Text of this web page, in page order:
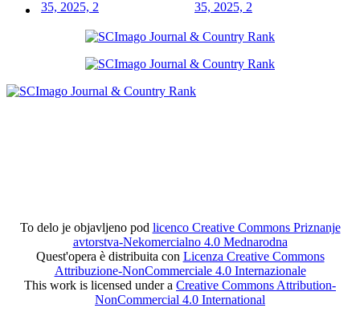
35, 2025, 2
To delo je objavljeno pod licenco Creative Commons Priznanje
avtorstva-Nekomercialno 4.0 Mednarodna
Quest'opera è distribuita con Licenza Creative Commons
Attribuzione-NonCommerciale 4.0 Internazionale
This work is licensed under a Creative Commons Attribution-
NonCommercial 4.0 International